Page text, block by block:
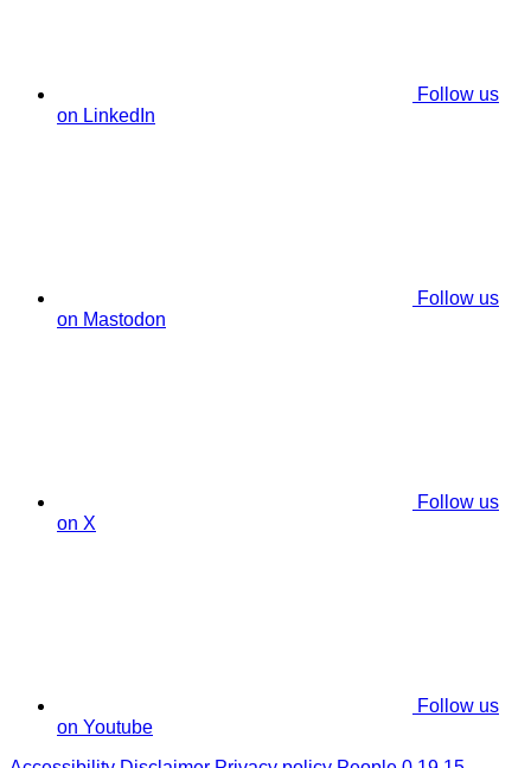
Follow us
on LinkedIn
Follow us
on Mastodon
Follow us
on X
Follow us
on Youtube